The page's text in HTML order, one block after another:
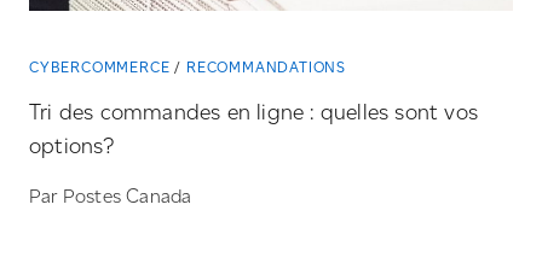
CYBERCOMMERCE RECOMMANDATIONS
Tri des commandes en ligne : quelles sont vos
options?
Par Postes Canada